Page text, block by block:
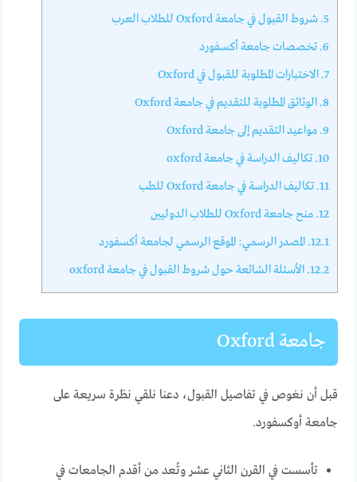
5. شروط القبول في جامعة Oxford للطلاب العرب
6. تخصصات جامعة أكسفورد
7. الاختبارات المطلوبة للقبول في Oxford
8. الوثائق المطلوبة للتقديم في جامعة Oxford
9. مواعيد التقديم إلى جامعة Oxford
10. تكاليف الدراسة في جامعة oxford
11. تكاليف الدراسة في جامعة Oxford للطب
12. منح جامعة Oxford للطلاب الدوليين
12.1. المصدر الرسمي: الموقع الرسمي لجامعة أكسفورد
12.2. الأسئلة الشائعة حول شروط القبول في جامعة oxford
جامعة Oxford
قبل أن نغوص في تفاصيل القبول، دعنا نلقي نظرة سريعة على
جامعة أوكسفورد.
تأسست في القرن الثاني عشر وتُعد من أقدم الجامعات في